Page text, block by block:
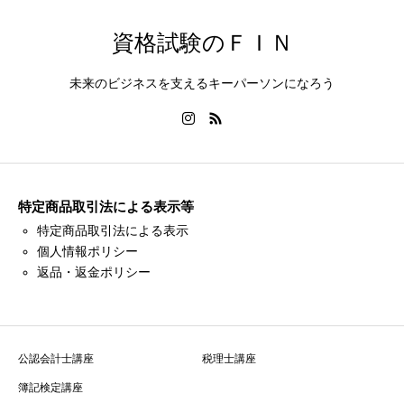
資格試験のＦＩＮ
未来のビジネスを支えるキーパーソンになろう
特定商品取引法による表示等
特定商品取引法による表示
個人情報ポリシー
返品・返金ポリシー
公認会計士講座 税理士講座
簿記検定講座